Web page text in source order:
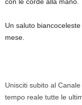
Un saluto
mese.
Unisciti subito al
tempo reale tutte le